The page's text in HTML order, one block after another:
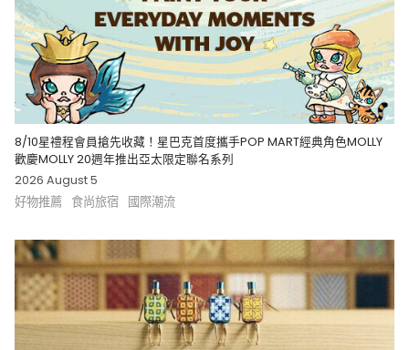
8/10星禮程會員搶先收藏！星巴克首度攜手POP MART經典角色MOLLY
歡慶MOLLY 20週年推出亞太限定聯名系列
2026 August 5
好物推薦 食尚旅宿 國際潮流